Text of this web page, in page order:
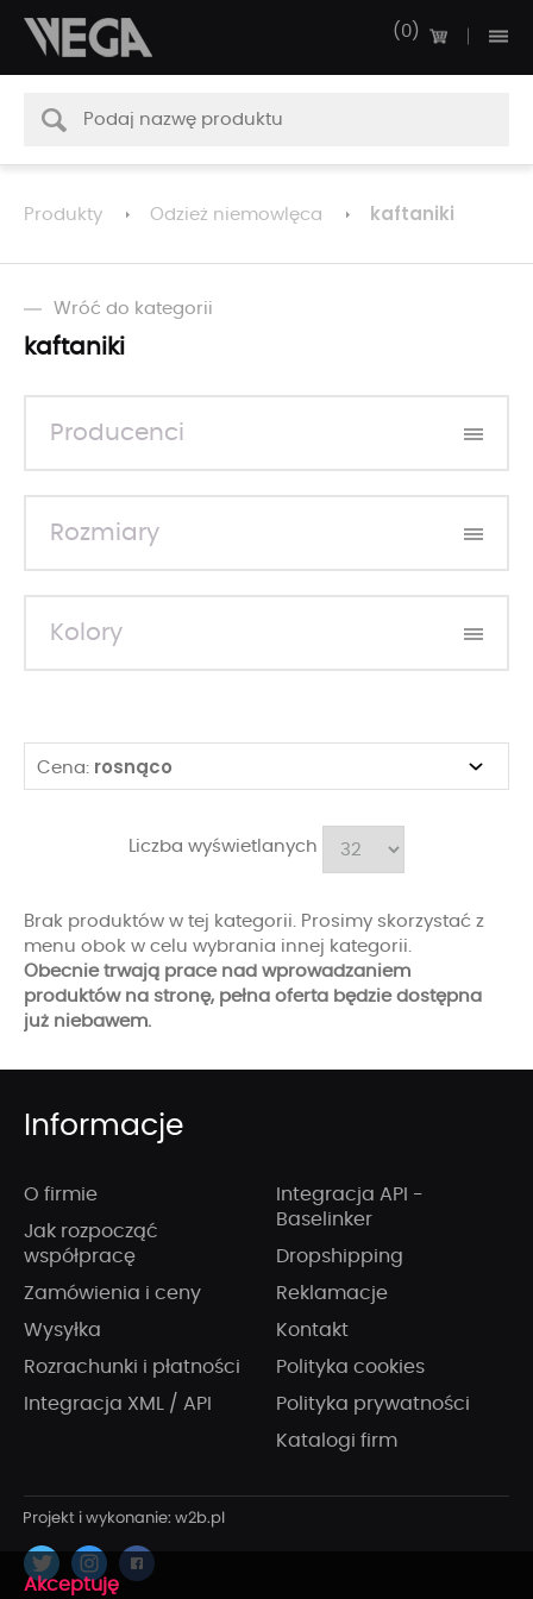
0
Produkty Odzież niemowlęca kaftaniki
Wróć do kategorii
kaftaniki
Producenci
Rozmiary
Kolory
Cena: rosnąco
Liczba wyświetlanych
Brak produktów w tej kategorii. Prosimy skorzystać z
menu obok w celu wybrania innej kategorii.
Obecnie trwają prace nad wprowadzaniem
produktów na stronę, pełna oferta będzie dostępna
już niebawem.
Informacje
O firmie
Jak rozpocząć
współpracę
Zamówienia i ceny
Wysyłka
Rozrachunki i płatności
Integracja XML / API
Integracja API -
Baselinker
Dropshipping
Reklamacje
Kontakt
Polityka cookies
Polityka prywatności
Katalogi firm
x